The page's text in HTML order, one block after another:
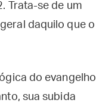
Trata-se de um
daquilo que o
do evangelho
sua subida